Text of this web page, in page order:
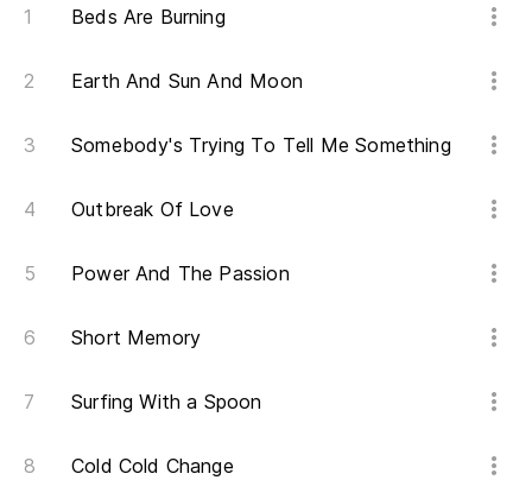
Beds Are Burning
Earth And Sun And Moon
Somebody's Trying To Tell Me Something
Outbreak Of Love
Power And The Passion
Short Memory
Surfing With a Spoon
Cold Cold Change